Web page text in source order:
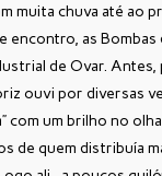
muita chuva até ao
encontro, as Bombas
de Ovar. Antes,
ouvi por diversas
com um brilho no
de quem distribuía